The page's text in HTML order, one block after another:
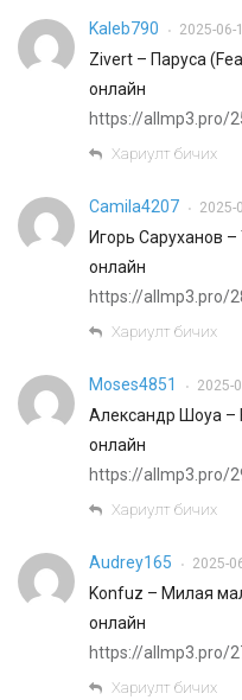
Kaleb790 • 2025-06-
Zivert – Паруса
онлайн
https://allmp3.pro/
Хариулт бичих
Camila4207 • 2025-
Игорь Саруханов
онлайн
https://allmp3.pro/
Хариулт бичих
Moses4851 • 2025-
Александр Шоуа –
онлайн
https://allmp3.pro/
Хариулт бичих
Audrey165 • 2025-
Konfuz – Милая
онлайн
https://allmp3.pro/
Хариулт бичих